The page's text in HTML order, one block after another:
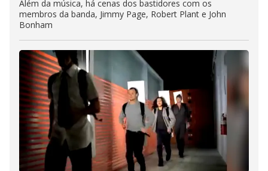
Além da música, há cenas dos bastidores com os
membros da banda, Jimmy Page, Robert Plant e John
Bonham